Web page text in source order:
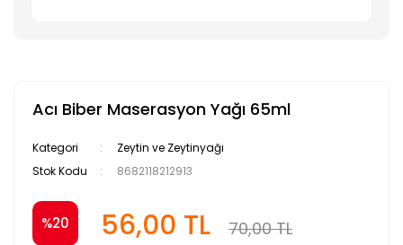
Acı Biber Maserasyon Yağı 65ml
Kategori
Zeytin ve Zeytinyağı
Stok Kodu
8682118212913
%20 56,00 TL 70,00 TL